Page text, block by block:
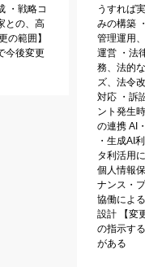
・戦略コ
との、高
の範囲】
今後変更
うすれば
みの構築
管理運用
運営 ・法
務、法的
ズ、法令
対応 ・訴
ント発生
の連携 AI
・生成AI
タ利活用
個人情報
ナンス・
協働によ
設計 【変
の指示す
がある